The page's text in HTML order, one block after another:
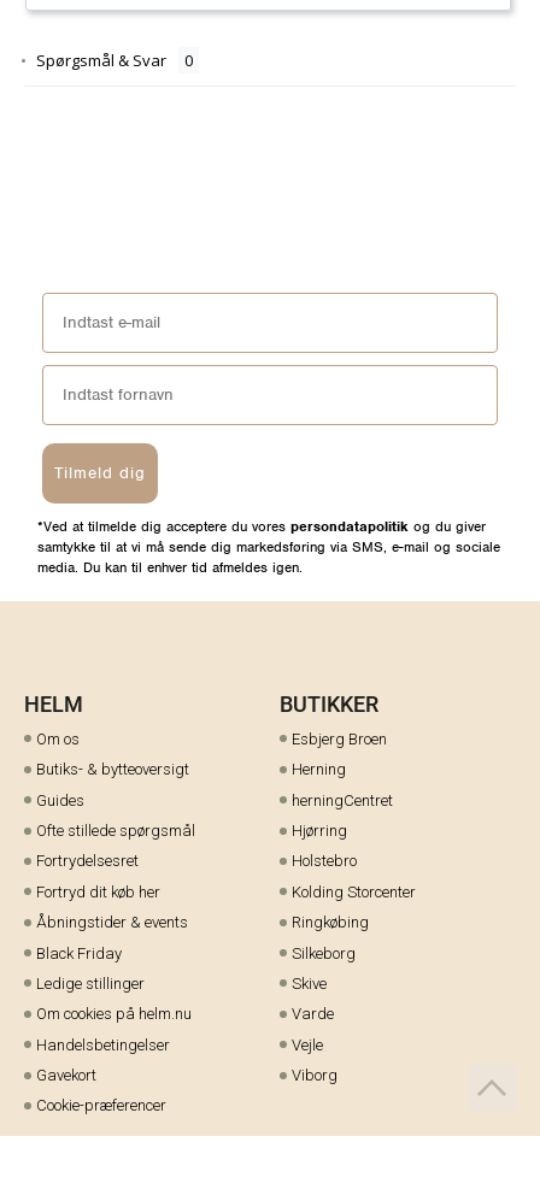
Spørgsmål & Svar
Tilmeld dig
*Ved at tilmelde dig acceptere du vores persondatapolitik og du giver
samtykke til at vi må sende dig markedsføring via SMS, e-mail og sociale
media. Du kan til enhver tid afmeldes igen.
HELM
Om os
Butiks- & bytteoversigt
Guides
Ofte stillede spørgsmål
Fortrydelsesret
Fortryd dit køb her
Åbningstider & events
Black Friday
Ledige stillinger
Om cookies på helm.nu
Handelsbetingelser
Gavekort
Cookie-præferencer
BUTIKKER
Esbjerg Broen
Herning
herningCentret
Hjørring
Holstebro
Kolding Storcenter
Ringkøbing
Silkeborg
Skive
Varde
Vejle
Viborg